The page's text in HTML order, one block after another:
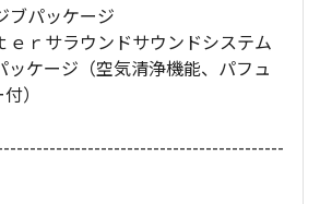
ブパッケージ
ｅｒサラウンドサウンドシステム
ッケージ（空気清浄機能、パフュ
）